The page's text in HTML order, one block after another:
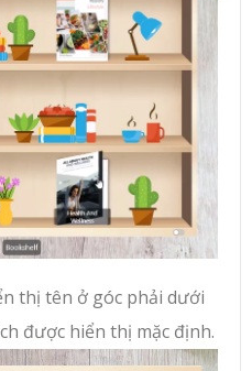
thị tên ở góc phải dưới
được hiển thị mặc định.